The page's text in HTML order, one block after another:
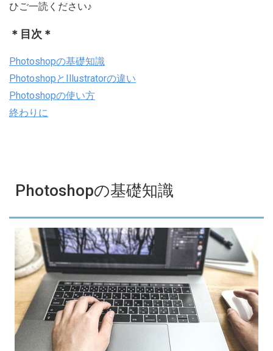
ひご一読ください♪
＊目次＊
Photoshopの基礎知識
PhotoshopとIllustratorの違い
Photoshopの使い方
終わりに
Photoshopの基礎知識